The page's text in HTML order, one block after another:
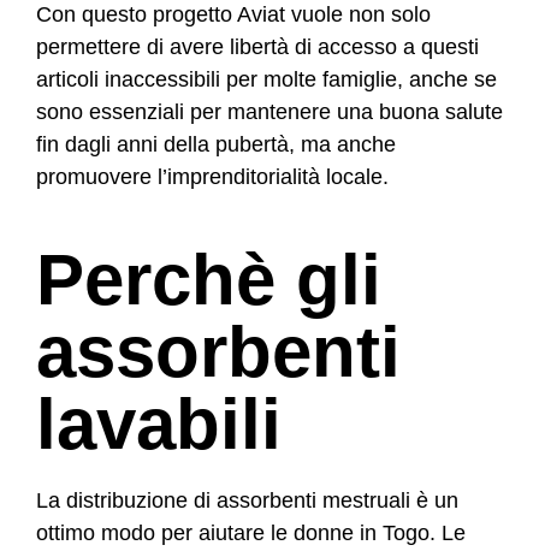
Con questo progetto Aviat vuole non solo
permettere di avere libertà di accesso a questi
articoli inaccessibili per molte famiglie, anche se
sono essenziali per mantenere una buona salute
fin dagli anni della pubertà, ma anche
promuovere l’imprenditorialità locale.
Perchè gli
assorbenti
lavabili
La distribuzione di assorbenti mestruali è un
ottimo modo per aiutare le donne in Togo. Le